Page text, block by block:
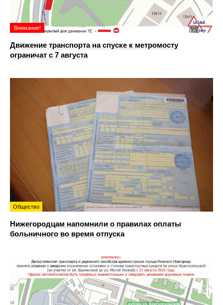
Внимание!
Движение транспорта на спуске к метромосту
ограничат с 7 августа
Общество
Нижегородцам напомнили о правилах оплаты
больничного во время отпуска